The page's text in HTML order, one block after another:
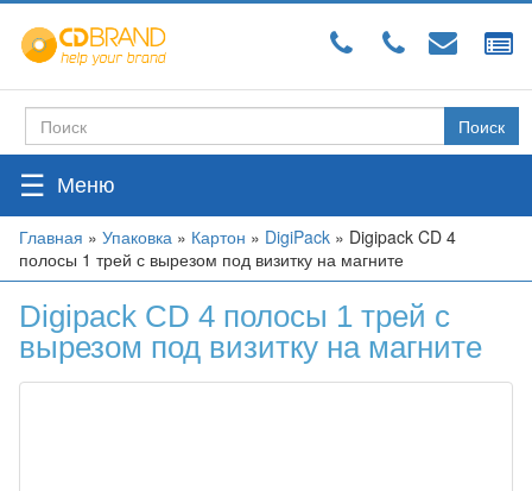
Перейти
основному
Форма
поиска
Поиск
☰
Вы
здесь
Главная » Упаковка » Картон » DigiPack » Digipack CD 4
полосы 1 трей с вырезом под визитку на магните
Digipack CD 4 полосы 1 трей с
вырезом под визитку на магните